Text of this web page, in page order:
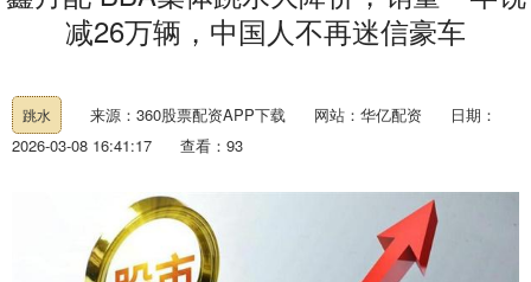
减26万辆，中国人不再迷信豪车
跳水 来源：360股票配资APP下载 网站：华亿配资
日期：
2026-03-08 16:41:17
查看：93